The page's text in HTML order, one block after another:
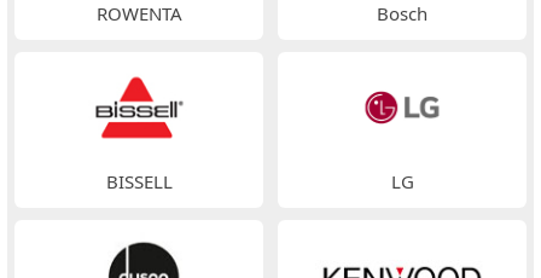
ROWENTA Bosch
BISSELL LG